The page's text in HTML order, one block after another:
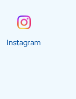
Instagram